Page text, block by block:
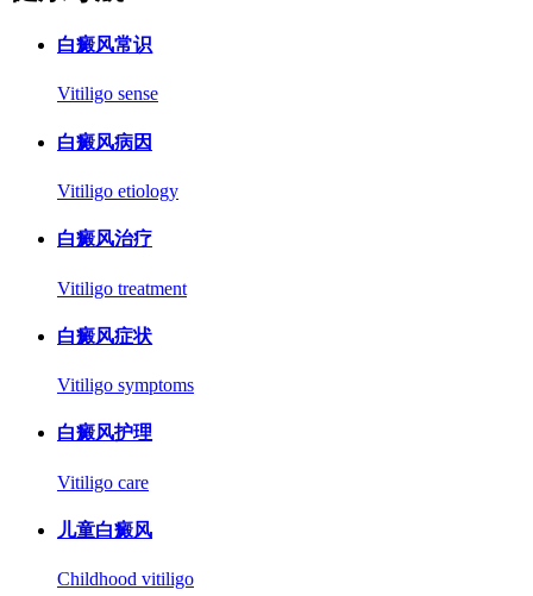
白癜风常识
Vitiligo sense
白癜风病因
Vitiligo etiology
白癜风治疗
Vitiligo treatment
白癜风症状
Vitiligo symptoms
白癜风护理
Vitiligo care
儿童白癜风
Childhood vitiligo